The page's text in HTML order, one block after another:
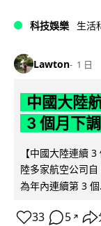
科技娛樂 生活
Lawton 1 日
中國大陸
3 個月下調
【中國大陸連續
陸多家航空公司
為年內連續第 3
33 5 ↗